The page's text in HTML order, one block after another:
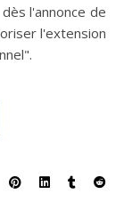
l'annonce de
l'extension